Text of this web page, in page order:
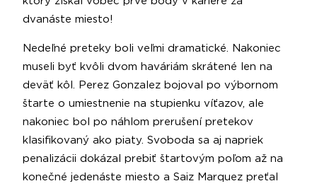
dvanáste miesto!
Nedeľné preteky boli veľmi dramatické. Nakoniec
museli byť kvôli dvom haváriám skrátené len na
deväť kôl. Perez Gonzalez bojoval po výbornom
štarte o umiestnenie na stupienku víťazov, ale
nakoniec bol po náhlom prerušení pretekov
klasifikovaný ako piaty. Svoboda sa aj napriek
penalizácii dokázal prebiť štartovým poľom až na
konečné jedenáste miesto a Saiz Marquez preťal